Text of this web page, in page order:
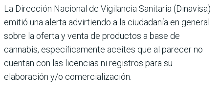
La Dirección Nacional de Vigilancia Sanitaria (Dinavisa)
emitió una alerta advirtiendo a la ciudadanía en general
sobre la oferta y venta de productos a base de
cannabis, específicamente aceites que al parecer no
cuentan con las licencias ni registros para su
elaboración y/o comercialización.